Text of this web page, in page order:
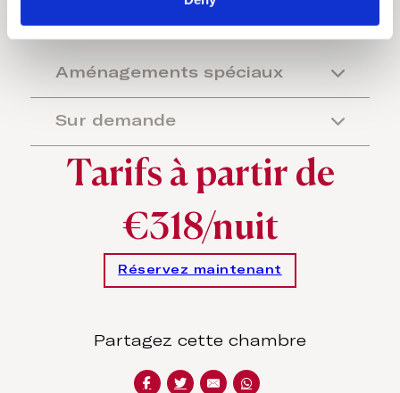
Aménagements spéciaux
Sur demande
Tarifs à partir de
€318/nuit
Réservez maintenant
Partagez cette chambre